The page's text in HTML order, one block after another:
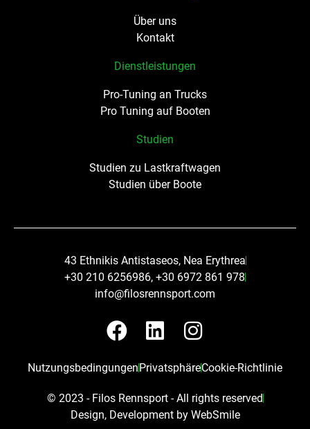
Über uns
Kontakt
Dienstleistungen
Pro-Tuning an Trucks
Pro Tuning auf Booten
Studien
Studien zu Lastkraftwagen
Studien über Boote
43 Ethnikis Antistaseos, Nea Erythrea
+30 210 6256986, +30 6972 861 978
info@filosrennsport.com
F
a
c
e
b
L
i
n
e
I
n
s
t
a
Nutzungsbedingungen PrivatsphäreCookie-Richtlinie
© 2023 - Filos Rennsport - All rights reserved​
Design, Development by WebSmile